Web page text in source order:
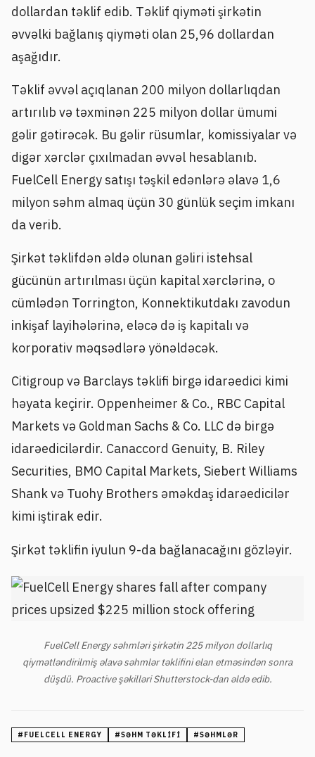
dollardan təklif edib. Təklif qiyməti şirkətin
əvvəlki bağlanış qiyməti olan 25,96 dollardan
aşağıdır.
Təklif əvvəl açıqlanan 200 milyon dollarlıqdan
artırılıb və təxminən 225 milyon dollar ümumi
gəlir gətirəcək. Bu gəlir rüsumlar, komissiyalar və
digər xərclər çıxılmadan əvvəl hesablanıb.
FuelCell Energy satışı təşkil edənlərə əlavə 1,6
milyon səhm almaq üçün 30 günlük seçim imkanı
da verib.
Şirkət təklifdən əldə olunan gəliri istehsal
gücünün artırılması üçün kapital xərclərinə, o
cümlədən Torrington, Konnektikutdakı zavodun
inkişaf layihələrinə, eləcə də iş kapitalı və
korporativ məqsədlərə yönəldəcək.
Citigroup və Barclays təklifi birgə idarəedici kimi
həyata keçirir. Oppenheimer & Co., RBC Capital
Markets və Goldman Sachs & Co. LLC də birgə
idarəedicilərdir. Canaccord Genuity, B. Riley
Securities, BMO Capital Markets, Siebert Williams
Shank və Tuohy Brothers əməkdaş idarəedicilər
kimi iştirak edir.
Şirkət təklifin iyulun 9-da bağlanacağını gözləyir.
FuelCell Energy səhmləri şirkətin 225 milyon dollarlıq
qiymətləndirilmiş əlavə səhmlər təklifini elan etməsindən sonra
düşdü. Proactive şəkilləri Shutterstock-dan əldə edib.
# FUELCELL ENERGY #SƏHM TƏKLIFI #SƏHMLƏR